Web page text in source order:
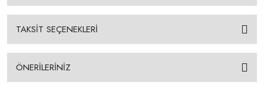
TAKSİT SEÇENEKLERİ
ÖNERİLERİNİZ